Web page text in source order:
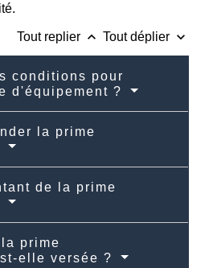
Tout replier keyboard_arrow_up Tout déplier keyboard_arrow_down
conditions pour
d'équipement ?
la prime
de la prime
prime
elle versée ?